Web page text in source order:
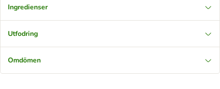
Ingredienser
Utfodring
Omdömen